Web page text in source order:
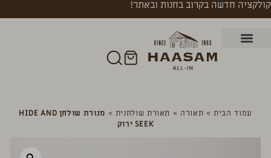
קולקציה חדשה בקרוב בחנות ובאתר!
עמוד הבית> תאורה > תאורת שולחנית >
מנורת שולחן HIDE AND
SEEK ירוק